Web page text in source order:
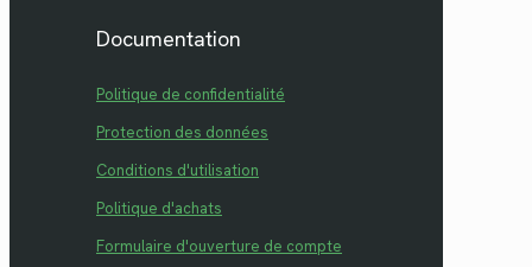
Documentation
Politique de confidentialité
Protection des données
Conditions d'utilisation
Politique d'achats
Formulaire d'ouverture de compte